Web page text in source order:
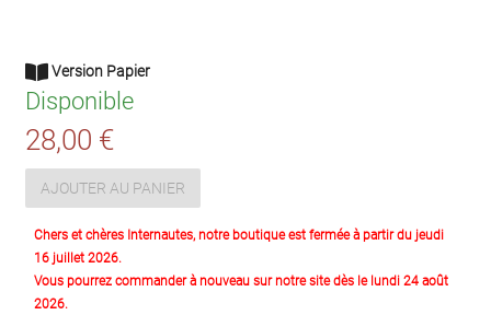
Version Papier
Disponible
28,00 €
AJOUTER AU PANIER
Chers et chères Internautes, notre boutique est fermée à partir du jeudi
16 juillet 2026.
Vous pourrez commander à nouveau sur notre site dès le lundi 24 août
2026.